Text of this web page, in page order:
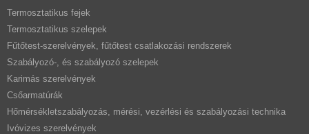
Termosztatikus fejek
Termosztatikus szelepek
Fűtőtest-szerelvények, fűtőtest csatlakozási rendszerek
Szabályozó-, és szabályozó szelepek
Karimás szerelvények
Csőarmatúrák
Hőmérsékletszabályozás, mérési, vezérlési és szabályozási technika
Ivóvizes szerelvények